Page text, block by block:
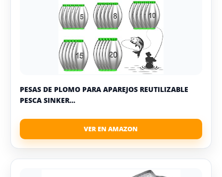
PESAS DE PLOMO PARA APAREJOS REUTILIZABLE
PESCA SINKER...